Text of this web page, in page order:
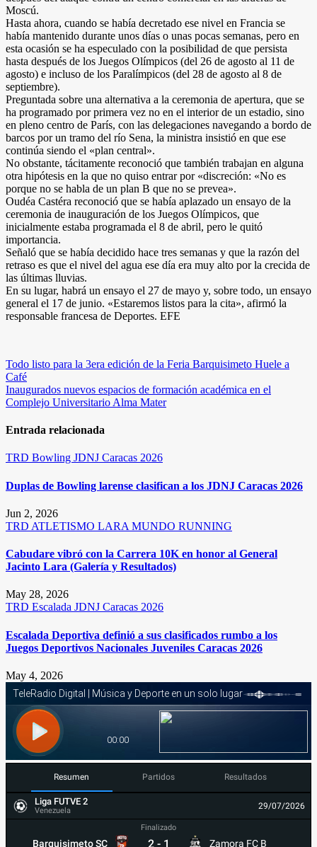
Moscú.
Hasta ahora, cuando se había decretado ese nivel en Francia se
había mantenido durante unos días o unas pocas semanas, pero en
esta ocasión se ha especulado con la posibilidad de que persista
hasta después de los Juegos Olímpicos (del 26 de agosto al 11 de
agosto) e incluso de los Paralímpicos (del 28 de agosto al 8 de
septiembre).
Preguntada sobre una alternativa a la ceremonia de apertura, que se
ha programado por primera vez no en el interior de un estadio, sino
en pleno centro de París, con las delegaciones navegando a bordo de
barcos por un tramo del río Sena, la ministra insistió en que ese
continúa siendo el «plan central».
No obstante, tácitamente reconoció que también trabajan en alguna
otra hipótesis en la que no quiso entrar por «discreción: «No es
porque no se habla de un plan B que no se prevea».
Oudéa Castéra reconoció que se había aplazado un ensayo de la
ceremonia de inauguración de los Juegos Olímpicos, que
inicialmente estaba programada el 8 de abril, pero le quitó
importancia.
Señaló que se había decidido hace tres semanas y que la razón del
retraso es que el nivel del agua ese día era muy alto por la crecida de
las últimas lluvias.
En su lugar, habrá un ensayo el 27 de mayo y, sobre todo, un ensayo
general el 17 de junio. «Estaremos listos para la cita», afirmó la
responsable francesa de Deportes. EFE
Navegación
de
entradas
Todo listo para la 3era edición de la Feria Barquisimeto Huele a
Café
Inaugurados nuevos espacios de formación académica en el
Complejo Universitario Alma Mater
Entrada relacionada
TRD Bowling JDNJ Caracas 2026
Duplas de Bowling larense clasifican a los JDNJ Caracas 2026
Jun 2, 2026
TRD ATLETISMO LARA MUNDO RUNNING
Cabudare vibró con la Carrera 10K en honor al General
Jacinto Lara (Galería y Resultados)
May 28, 2026
TRD Escalada JDNJ Caracas 2026
Escalada Deportiva definió a sus clasificados rumbo a los
Juegos Deportivos Nacionales Juveniles Caracas 2026
May 4, 2026
Resumen Partidos Resultados
Liga FUTVE 2
Venezuela 29/07/2026
Barquisimeto SC
Finalizado
2 - 1 Zamora FC B